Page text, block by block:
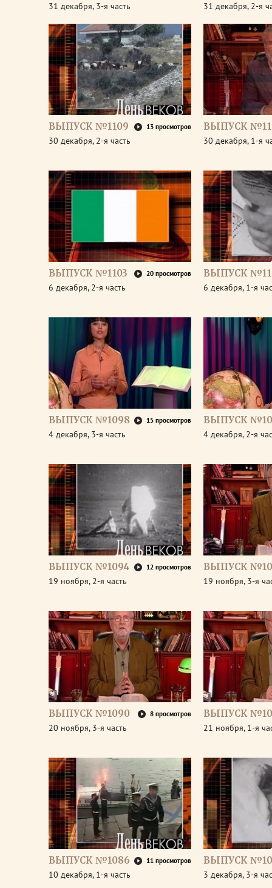
31 декабря, 3-я часть 31 декабря, 2-я
ВЫПУСК №1109 13 просмотров
30 декабря, 2-я часть
ВЫПУСК
30 декабря, 1-я
ВЫПУСК №1103 20 просмотров
6 декабря, 2-я часть
ВЫПУСК
6 декабря, 1-я
ВЫПУСК №1098 15 просмотров
4 декабря, 3-я часть
ВЫПУСК
4 декабря, 2-я
ВЫПУСК №1094 12 просмотров
19 ноября, 2-я часть
ВЫПУСК
19 ноября, 3-я
ВЫПУСК №1090 8 просмотров
20 ноября, 3-я часть
ВЫПУСК
21 ноября, 1-я
ВЫПУСК №1086 11 просмотров
10 декабря, 1-я часть
ВЫПУСК
3 декабря, 3-я